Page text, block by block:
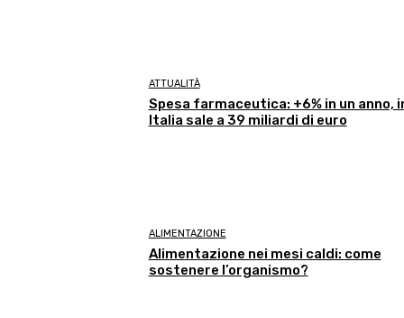
ATTUALITÀ
Spesa farmaceutica: +6% in un anno,
Italia sale a 39 miliardi di euro
ALIMENTAZIONE
Alimentazione nei mesi caldi: come
sostenere l’organismo?